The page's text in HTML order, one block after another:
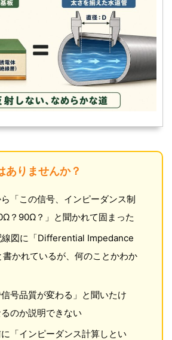
ありませんか？
「この信号、インピーダンス制
？90Ω？」と聞かれて固まった
線図に「Differential Impedance
かれているが、何のことかわか
信号品質が変わる」と聞いたけ
のか説明できない
「インピーダンス計算しとい